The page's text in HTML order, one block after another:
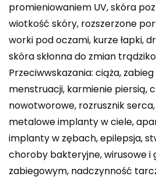
promieniowaniem UV, skóra
wiotkość skóry, rozszerzone
worki pod oczami, kurze łapki,
skóra skłonna do zmian
Przeciwwskazania: ciąża,
menstruacji, karmienie piersią,
nowotworowe, rozrusznik
metalowe implanty w ciele,
implanty w zębach, epilepsja,
choroby bakteryjne, wirusowe i
zabiegowym, nadczynność